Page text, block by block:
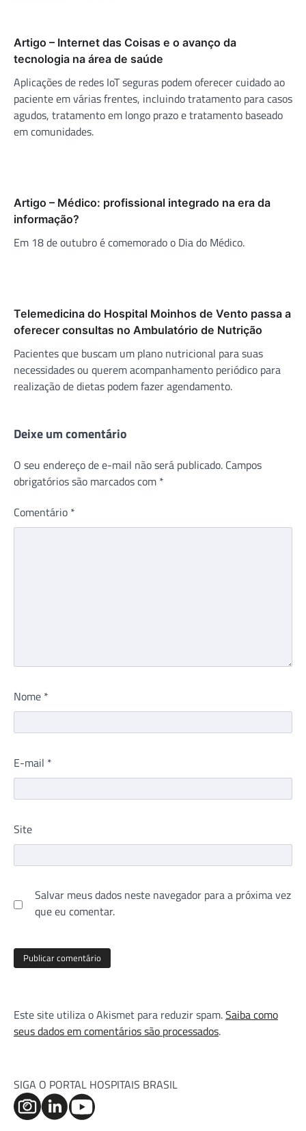
Artigo – Internet das Coisas e o avanço da
tecnologia na área de saúde
Aplicações de redes IoT seguras podem oferecer cuidado ao
paciente em várias frentes, incluindo tratamento para casos
agudos, tratamento em longo prazo e tratamento baseado
em comunidades.
Artigo – Médico: profissional integrado na era da
informação?
Em 18 de outubro é comemorado o Dia do Médico.
Telemedicina do Hospital Moinhos de Vento passa a
oferecer consultas no Ambulatório de Nutrição
Pacientes que buscam um plano nutricional para suas
necessidades ou querem acompanhamento periódico para
realização de dietas podem fazer agendamento.
Deixe um comentário
O seu endereço de e-mail não será publicado. Campos
obrigatórios são marcados com *
Comentário *
Nome *
E-mail *
Site
Salvar meus dados neste navegador para a próxima vez
que eu comentar.
Este site utiliza o Akismet para reduzir spam.Saiba como
seus dados em comentários são processados.
SIGA O PORTAL HOSPITAIS BRASIL